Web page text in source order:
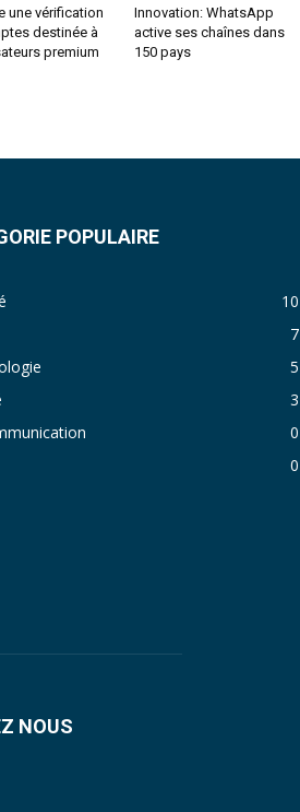
une vérification
destinée à
premium
Innovation: WhatsApp
active ses chaînes dans
150 pays
POPULAIRE
10
7
5
3
0
0
NOUS